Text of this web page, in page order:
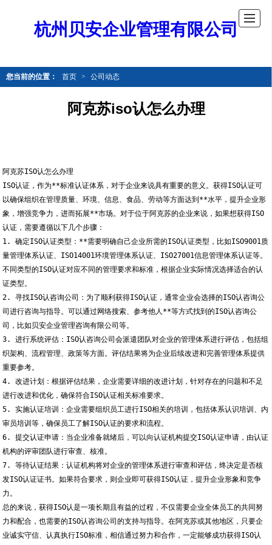
杭州贝安企业管理有限公司
您当前的位置： 首页 > 公司动态
阿克苏iso认怎么办理
阿克苏ISO认怎么办理
ISO认证，作为**标准认证体系，对于企业来说具有重要的意义。获得ISO认证可
以确保组织在管理质量、环境、信息、食品、劳动等方面达到**水平，提升企业形
象，增强竞争力，进而拓展**市场。对于位于阿克苏的企业来说，如果想获得ISO
认证，需要遵循以下几个步骤：
1. 确定ISO认证类型：**需要明确自己企业所需的ISO认证类型，比如ISO9001质
量管理体系认证、ISO14001环境管理体系认证、ISO27001信息管理体系认证等。
不同类型的ISO认证对应不同的管理要求和标准，根据企业实际情况选择适合的认
证类型。
2. 寻找ISO认咨询公司：为了顺利获得ISO认证，通常企业会选择的ISO认咨询公
司进行咨询与指导。可以通过网络搜索、参考他人**等方式找到的ISO认咨询公
司，比如贝安企业管理咨询有限公司等。
3. 进行系统评估：ISO认咨询公司会派遣团队对企业的管理体系进行评估，包括组
织架构、流程管理、政策等方面。评估结果将为企业后续改进和完善管理体系提供
重要参考。
4. 改进计划：根据评估结果，企业需要详细的改进计划，针对存在的问题和不足
进行改进和优化，确保符合ISO认证相关标准要求。
5. 实施认证培训：企业需要组织员工进行ISO相关的培训，包括体系认识培训、内
审员培训等，确保员工了解ISO认证的要求和流程。
6. 提交认证申请：当企业准备就绪后，可以向认证机构提交ISO认证申请，由认证
机构的评审团队进行审查、核准。
7. 等待认证结果：认证机构将对企业的管理体系进行审查和评估，终决定是否核
发ISO认证证书。如果符合要求，则企业即可获得ISO认证，提升企业形象和竞争
力。
总的来说，获得ISO认是一项长期且有益的过程，不仅需要企业全体员工的共同努
力和配合，也需要的ISO认咨询公司的支持与指导。在阿克苏或其他地区，只要企
业诚实守信、认真执行ISO标准，相信通过努力和合作，一定能够成功获得ISO认